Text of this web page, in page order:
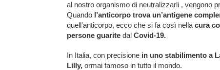
al nostro organismo di neutralizzarli , vengono
Quando l’anticorpo trova un’antigene
quell’anticorpo, ecco che si fa così nella cura
persone guarite dal Covid-19.
In Italia, con precisione in uno stabilimento a
Lilly, ormai famoso in tutto il mondo.